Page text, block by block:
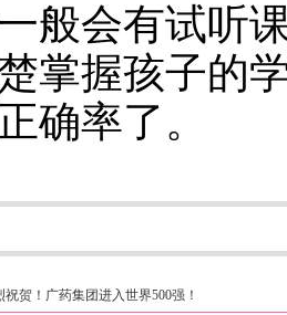
般会有试听
掌握孩子的
确率了。
祝贺！广药集团进入世界500强！